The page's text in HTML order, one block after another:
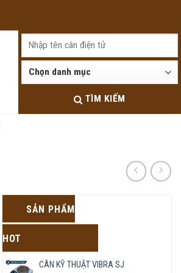
TÌM KIẾM
SẢN PHẨM
HOT
CÂN KỸ THUẬT VIBRA SJ